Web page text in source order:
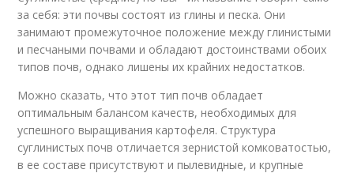
за себя: эти почвы состоят из глины и песка. Они
занимают промежуточное положение между глинистыми
и песчаными почвами и обладают достоинствами обоих
типов почв, однако лишены их крайних недостатков.
Можно сказать, что этот тип почв обладает
оптимальным балансом качеств, необходимых для
успешного выращивания картофеля. Структура
суглинистых почв отличается зернистой комковатостью,
в ее составе присутствуют и пылевидные, и крупные